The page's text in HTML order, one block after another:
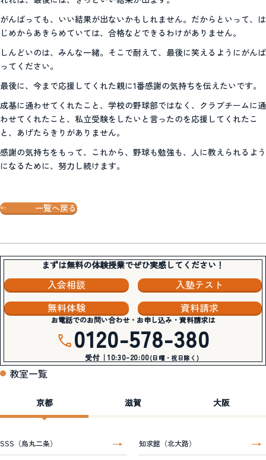
がんばっても、いい結果が出ないかもしれません。だからといって、は
じめからあきらめていては、合格などできるわけがありません。
しんどいのは、みんな一緒。そこで耐えて、最後に笑えるようにがんば
ってください。
最後に、今まで応援してくれた親に1番感謝の気持ちを伝えたいです。
成基に通わせてくれたこと、学校の野球部ではなく、クラブチームに通
わせてくれたこと、私立受験をしたいと言ったのを応援してくれたこ
と、あげたらきりがありません。
感謝の気持ちをもって、これから、野球も勉強も、人に教えられるよう
になるために、努力し続けます。
一覧へ戻る
まずは無料の体験授業でぜひ実感してください！
入会相談
入塾テスト
無料体験
資料請求
お電話でのお問い合わせ・お申し込み・資料請求は
0120-578-380
受付｜10:30-20:00(日曜・祝日除く)
教室一覧
京都 滋賀 大阪
SSS（烏丸二条） 知求館（北大路）